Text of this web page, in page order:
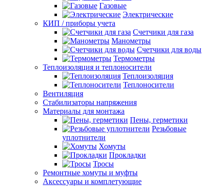
Газовые
Электрические
КИП / приборы учета
Счетчики для газа
Манометры
Счетчики для воды
Термометры
Теплоизоляция и теплоносители
Теплоизоляция
Теплоносители
Вентиляция
Стабилизаторы напряжения
Материалы для монтажа
Пены, герметики
Резьбовые
уплотнители
Хомуты
Прокладки
Тросы
Ремонтные хомуты и муфты
Аксессуары и комплетующие